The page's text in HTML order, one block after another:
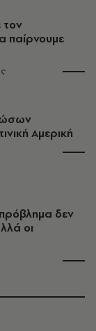
τον
παίρνουμε
Αμερική
δεν
οι